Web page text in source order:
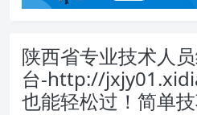
陕西省专业技术人
台-http://
也能轻松过！简单